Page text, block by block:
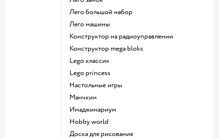
Лего большой набор
Лего машины
Конструктор на радиоуправлении
Конструктор mega bloks
Lego классик
Lego princess
Настольные игры
Манчкин
Имаджинариум
Hobby world
Доска для рисования